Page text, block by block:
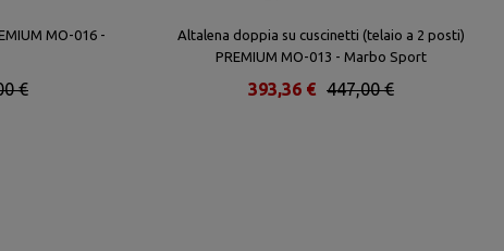
MO-016 -
€
Altalena doppia su cuscinetti (telaio a 2 posti)
PREMIUM MO-013 - Marbo Sport
447,00 €
393,36 €